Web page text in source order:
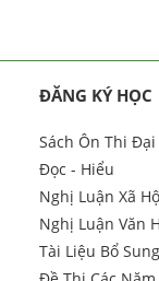
ĐĂNG KÝ HỌC
Sách Ôn Thi Đại
Đọc - Hiểu
Nghị Luận Xã
Nghị Luận Văn
Tài Liệu Bổ Sung